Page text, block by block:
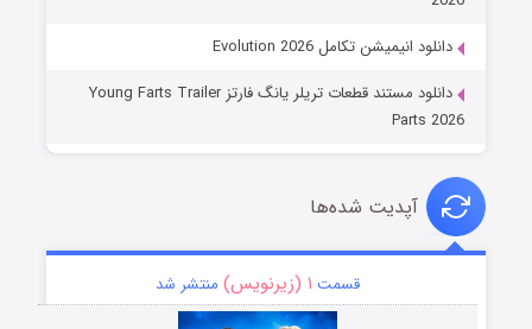
دانلود انیمیشن تکامل Evolution 2026
دانلود مستند قطعات تریلر یانگ فارتز Young Farts Trailer
Parts 2026
آپدیت شده‌ها
قسمت ۱ (زیرنویس) منتشر شد